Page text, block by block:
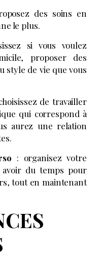
des soins en
le plus.
si vous voulez
proposer des
style de vie que vous
de travailler
qui correspond à
aurez une relation
: organisez votre
du temps pour
tout en maintenant